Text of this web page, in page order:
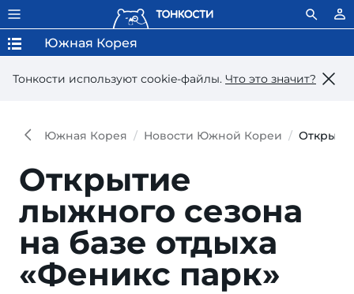
Тонкости используют сookie-файлы. Что это значит?
Южная Корея
Южная Корея Новости Южной Кореи
Открытие
лыжного сезона
на базе отдыха
«Феникс парк»